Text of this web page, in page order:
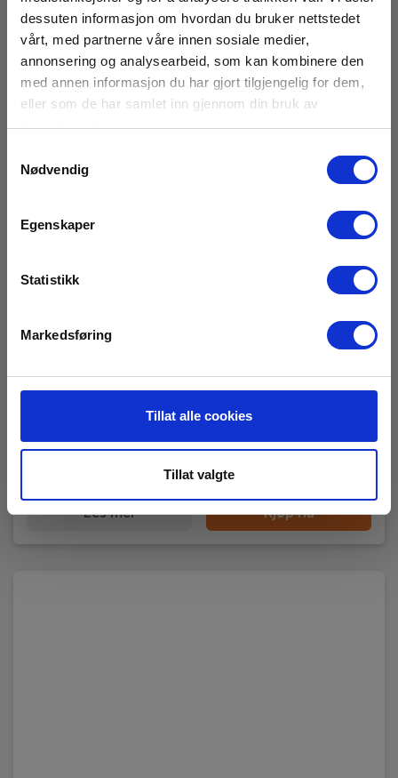
dessuten informasjon om hvordan du bruker nettstedet
vårt, med partnerne våre innen sosiale medier,
annonsering og analysearbeid, som kan kombinere den
med annen informasjon du har gjort tilgjengelig for dem,
eller som de har samlet inn gjennom din bruk av
tjenestene deres.
Nødvendig
Egenskaper
Statistikk
Markedsføring
Tillat alle cookies
Tillat valgte
Snart på sentrallager
Ekskl. mva
Les mer Kjøp nå